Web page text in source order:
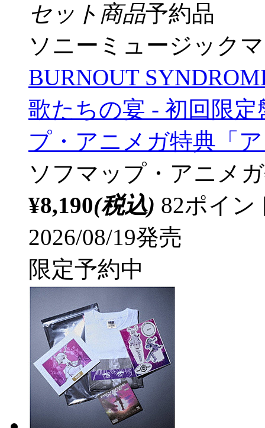
セット商品予約品
ソニーミュージック
BURNOUT
歌たちの宴 - 初回限
プ・アニメガ特典「
ソフマップ・アニメ
¥8,190(税込) 82ポイ
2026/08/19発売
限定予約中